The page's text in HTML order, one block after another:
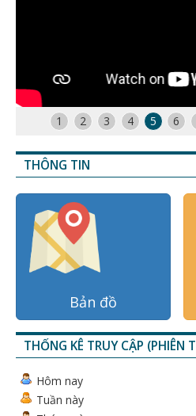
1 2 3 4 5 6
THÔNG TIN
Bản đồ
THỐNG KÊ TRUY CẬP (PHIÊN
Hôm nay
Tuần này